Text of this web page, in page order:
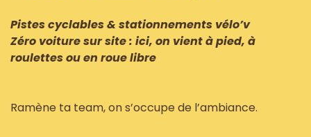
Pistes cyclables & stationnements vélo’v
Zéro voiture sur site : ici, on vient à pied, à
roulettes ou en roue libre
Ramène ta team, on s’occupe de l’ambiance.